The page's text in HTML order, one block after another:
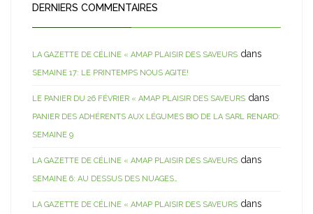
DERNIERS COMMENTAIRES
LA GAZETTE DE CÉLINE « AMAP PLAISIR DES SAVEURS dans
SEMAINE 17: LE PRINTEMPS NOUS AGITE!
LE PANIER DU 26 FÉVRIER « AMAP PLAISIR DES SAVEURS dans
PANIER DES ADHÉRENTS AUX LÉGUMES BIO DE LA SARL RENARD:
SEMAINE 9
LA GAZETTE DE CÉLINE « AMAP PLAISIR DES SAVEURS dans
SEMAINE 6: AU DESSUS DES NUAGES…
LA GAZETTE DE CÉLINE « AMAP PLAISIR DES SAVEURS dans